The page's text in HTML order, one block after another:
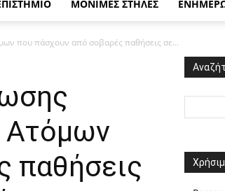
ΜΟΝΙΜΕΣ ΣΤΗΛΕΣ
που πάσχουν από σοβαρές παθήσεις σε...
Ατόμων
παθήσεις